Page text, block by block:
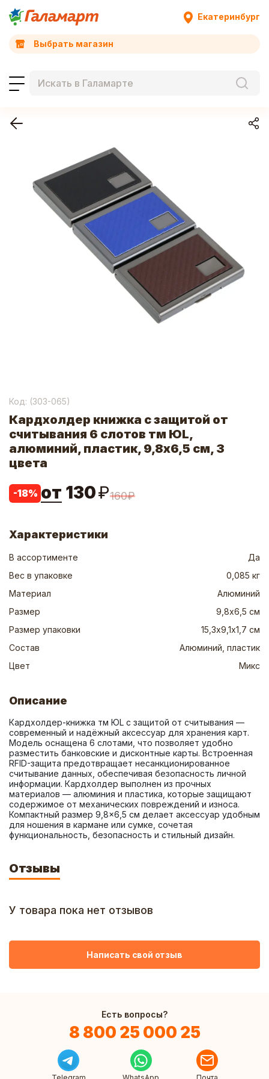
Екатеринбург
Выбрать магазин
Код: (303-065)
Кардхолдер книжка с защитой от
считывания 6 слотов тм ЮL,
алюминий, пластик, 9,8х6,5 см, 3
цвета
-18% от 130₽160₽
Характеристики
В ассортименте
Да
Вес в упаковке
0,085 кг
Материал
Алюминий
Размер
9,8х6,5 см
Размер упаковки
15,3х9,1х1,7 см
Состав
Алюминий, пластик
Цвет
Микс
Описание
Кардхолдер-книжка тм ЮL с защитой от считывания —
современный и надёжный аксессуар для хранения карт.
Модель оснащена 6 слотами, что позволяет удобно
разместить банковские и дисконтные карты. Встроенная
RFID-защита предотвращает несанкционированное
считывание данных, обеспечивая безопасность личной
информации. Кардхолдер выполнен из прочных
материалов — алюминия и пластика, которые защищают
содержимое от механических повреждений и износа.
Компактный размер 9,8×6,5 см делает аксессуар удобным
для ношения в кармане или сумке, сочетая
функциональность, безопасность и стильный дизайн.
Отзывы
У товара пока нет отзывов
Написать свой отзыв
Есть вопросы?
8 800 25 000 25